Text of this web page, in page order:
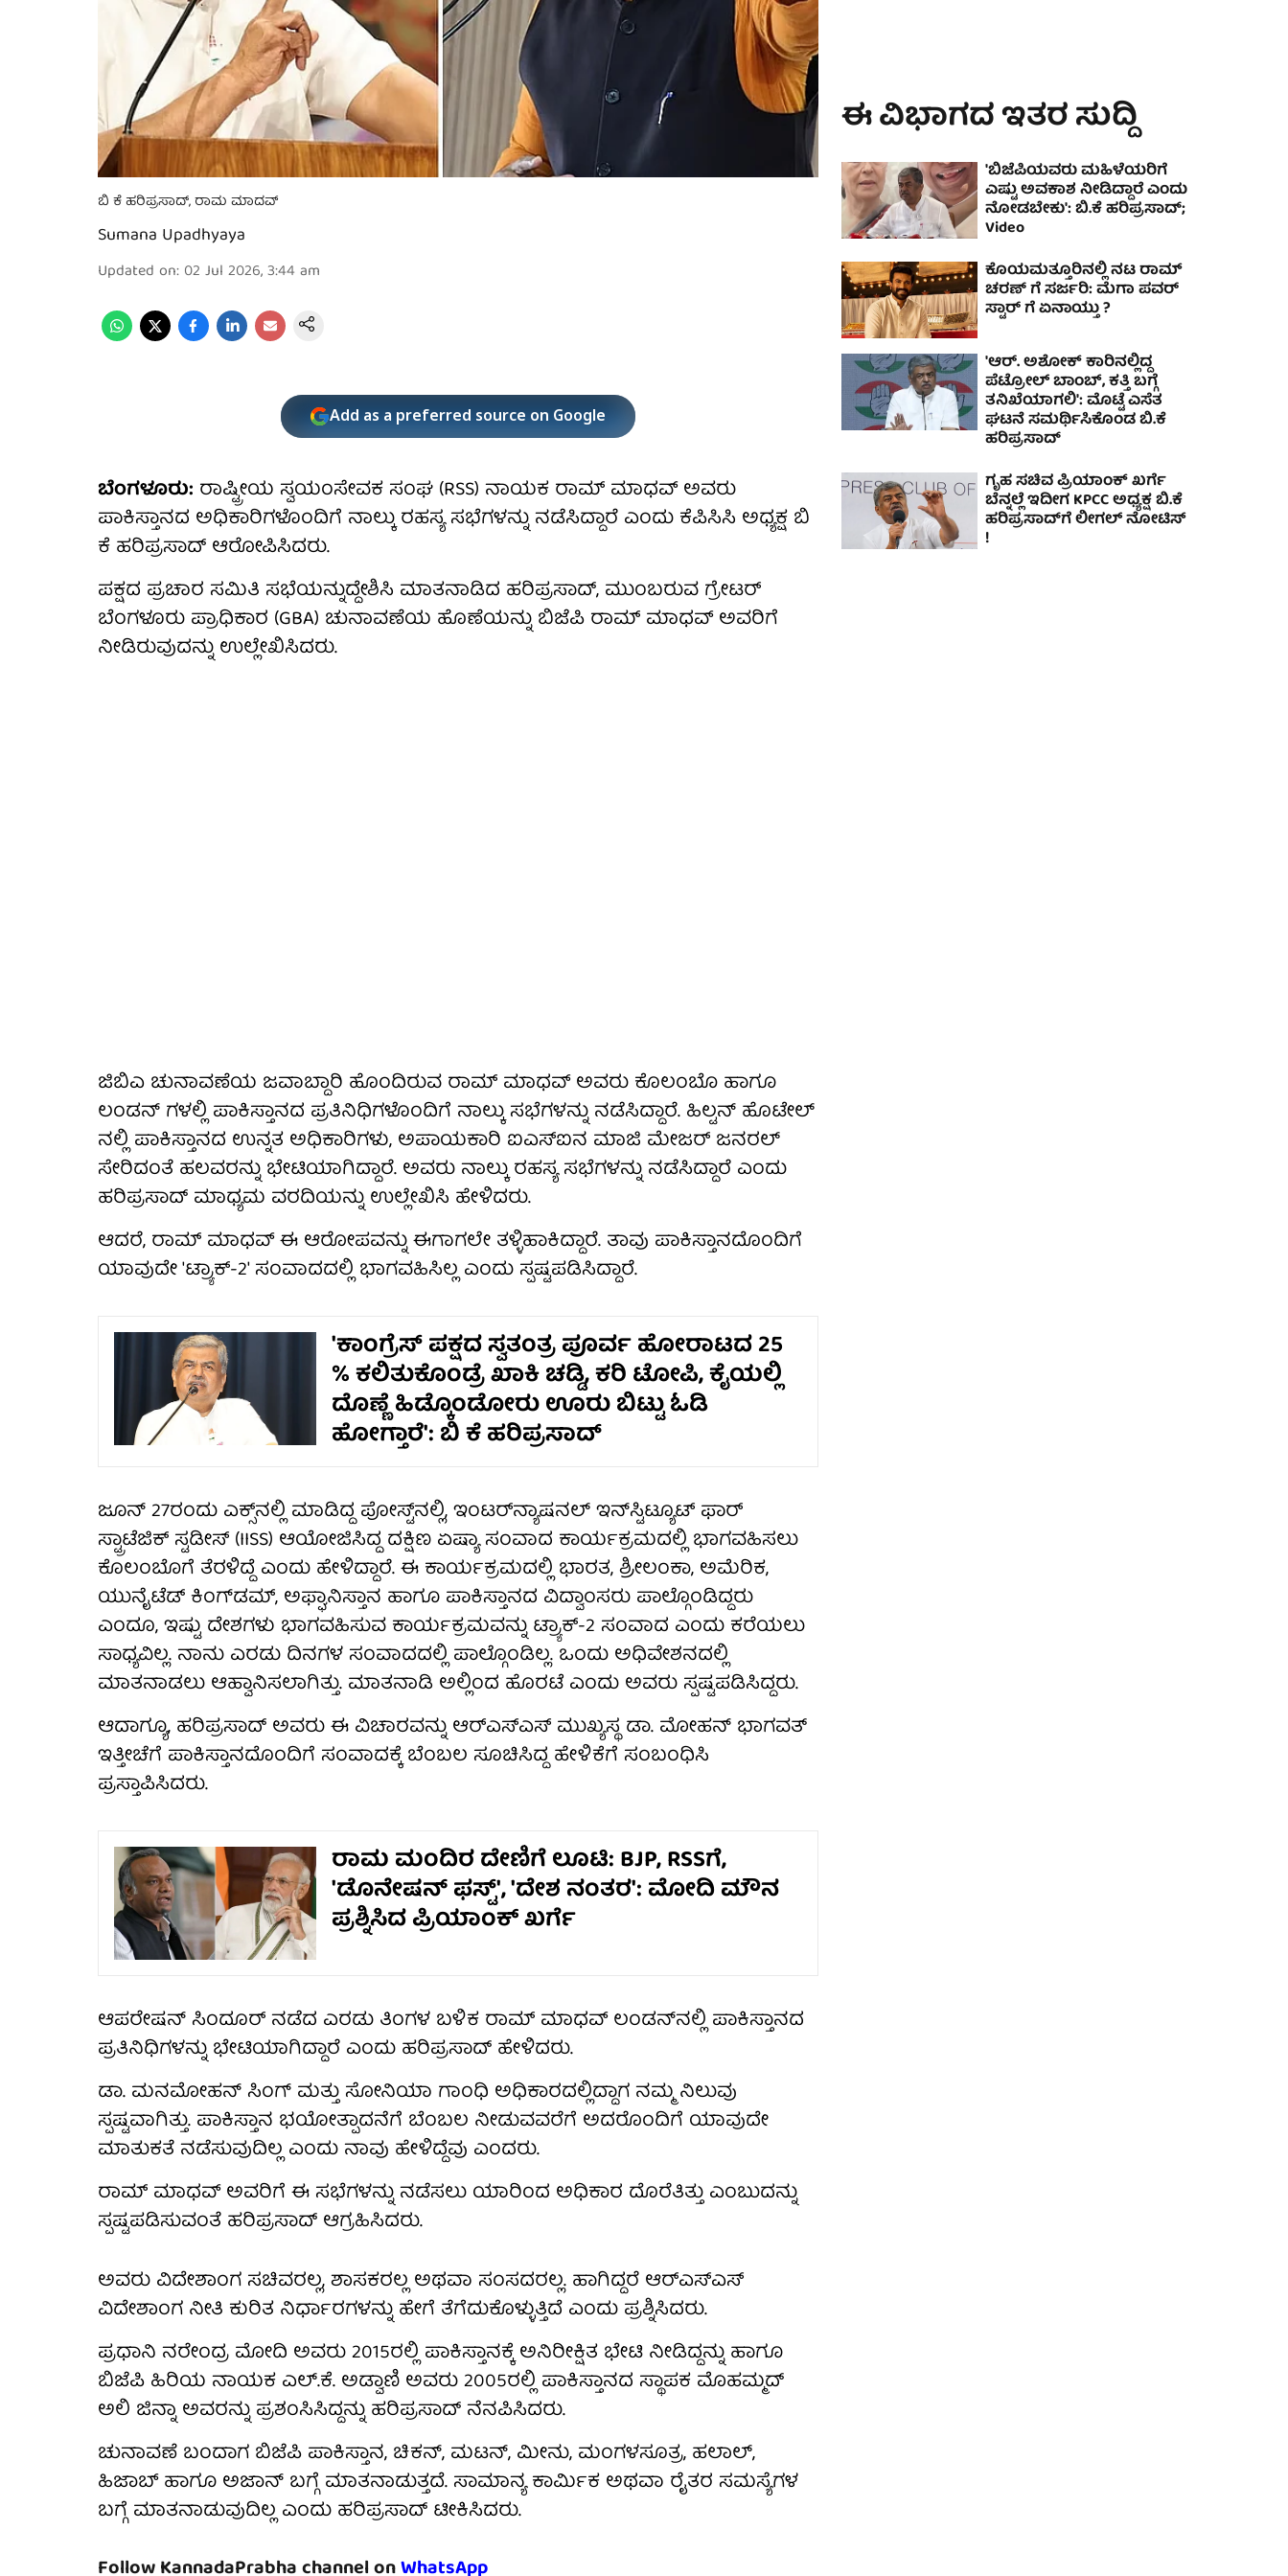
ಬಿ ಕೆ ಹರಿಪ್ರಸಾದ್, ರಾಮ ಮಾದವ್
Sumana Upadhyaya
Updated on: 02 Jul 2026, 3:44 am
Add as a preferred source on Google
ಬೆಂಗಳೂರು: ರಾಷ್ಟ್ರೀಯ ಸ್ವಯಂಸೇವಕ ಸಂಘ (RSS) ನಾಯಕ ರಾಮ್ ಮಾಧವ್ ಅವರು
ಪಾಕಿಸ್ತಾನದ ಅಧಿಕಾರಿಗಳೊಂದಿಗೆ ನಾಲ್ಕು ರಹಸ್ಯ ಸಭೆಗಳನ್ನು ನಡೆಸಿದ್ದಾರೆ ಎಂದು ಕೆಪಿಸಿಸಿ ಅಧ್ಯಕ್ಷ ಬಿ
ಕೆ ಹರಿಪ್ರಸಾದ್ ಆರೋಪಿಸಿದರು.
ಪಕ್ಷದ ಪ್ರಚಾರ ಸಮಿತಿ ಸಭೆಯನ್ನುದ್ದೇಶಿಸಿ ಮಾತನಾಡಿದ ಹರಿಪ್ರಸಾದ್, ಮುಂಬರುವ ಗ್ರೇಟರ್
ಬೆಂಗಳೂರು ಪ್ರಾಧಿಕಾರ (GBA) ಚುನಾವಣೆಯ ಹೊಣೆಯನ್ನು ಬಿಜೆಪಿ ರಾಮ್ ಮಾಧವ್ ಅವರಿಗೆ
ನೀಡಿರುವುದನ್ನು ಉಲ್ಲೇಖಿಸಿದರು.
ಜಿಬಿಎ ಚುನಾವಣೆಯ ಜವಾಬ್ದಾರಿ ಹೊಂದಿರುವ ರಾಮ್ ಮಾಧವ್ ಅವರು ಕೊಲಂಬೊ ಹಾಗೂ
ಲಂಡನ್ ಗಳಲ್ಲಿ ಪಾಕಿಸ್ತಾನದ ಪ್ರತಿನಿಧಿಗಳೊಂದಿಗೆ ನಾಲ್ಕು ಸಭೆಗಳನ್ನು ನಡೆಸಿದ್ದಾರೆ. ಹಿಲ್ಟನ್ ಹೊಟೇಲ್
ನಲ್ಲಿ ಪಾಕಿಸ್ತಾನದ ಉನ್ನತ ಅಧಿಕಾರಿಗಳು, ಅಪಾಯಕಾರಿ ಐಎಸ್‌ಐನ ಮಾಜಿ ಮೇಜರ್ ಜನರಲ್
ಸೇರಿದಂತೆ ಹಲವರನ್ನು ಭೇಟಿಯಾಗಿದ್ದಾರೆ. ಅವರು ನಾಲ್ಕು ರಹಸ್ಯ ಸಭೆಗಳನ್ನು ನಡೆಸಿದ್ದಾರೆ ಎಂದು
ಹರಿಪ್ರಸಾದ್ ಮಾಧ್ಯಮ ವರದಿಯನ್ನು ಉಲ್ಲೇಖಿಸಿ ಹೇಳಿದರು.
ಆದರೆ, ರಾಮ್ ಮಾಧವ್ ಈ ಆರೋಪವನ್ನು ಈಗಾಗಲೇ ತಳ್ಳಿಹಾಕಿದ್ದಾರೆ. ತಾವು ಪಾಕಿಸ್ತಾನದೊಂದಿಗೆ
ಯಾವುದೇ 'ಟ್ರ್ಯಾಕ್-2' ಸಂವಾದದಲ್ಲಿ ಭಾಗವಹಿಸಿಲ್ಲ ಎಂದು ಸ್ಪಷ್ಟಪಡಿಸಿದ್ದಾರೆ.
'ಕಾಂಗ್ರೆಸ್ ಪಕ್ಷದ ಸ್ವತಂತ್ರ ಪೂರ್ವ ಹೋರಾಟದ 25
% ಕಲಿತುಕೊಂಡ್ರೆ ಖಾಕಿ ಚಡ್ಡಿ, ಕರಿ ಟೋಪಿ, ಕೈಯಲ್ಲಿ
ದೊಣ್ಣೆ ಹಿಡ್ಕೊಂಡೋರು ಊರು ಬಿಟ್ಟು ಓಡಿ
ಹೋಗ್ತಾರೆ': ಬಿ ಕೆ ಹರಿಪ್ರಸಾದ್
ಜೂನ್ 27ರಂದು ಎಕ್ಸ್‌ನಲ್ಲಿ ಮಾಡಿದ್ದ ಪೋಸ್ಟ್‌ನಲ್ಲಿ, ಇಂಟರ್‌ನ್ಯಾಷನಲ್ ಇನ್‌ಸ್ಟಿಟ್ಯೂಟ್ ಫಾರ್
ಸ್ಟ್ರಾಟೆಜಿಕ್ ಸ್ಟಡೀಸ್ (IISS) ಆಯೋಜಿಸಿದ್ದ ದಕ್ಷಿಣ ಏಷ್ಯಾ ಸಂವಾದ ಕಾರ್ಯಕ್ರಮದಲ್ಲಿ ಭಾಗವಹಿಸಲು
ಕೊಲಂಬೊಗೆ ತೆರಳಿದ್ದೆ ಎಂದು ಹೇಳಿದ್ದಾರೆ. ಈ ಕಾರ್ಯಕ್ರಮದಲ್ಲಿ ಭಾರತ, ಶ್ರೀಲಂಕಾ, ಅಮೆರಿಕ,
ಯುನೈಟೆಡ್ ಕಿಂಗ್‌ಡಮ್, ಅಫ್ಘಾನಿಸ್ತಾನ ಹಾಗೂ ಪಾಕಿಸ್ತಾನದ ವಿದ್ವಾಂಸರು ಪಾಲ್ಗೊಂಡಿದ್ದರು
ಎಂದೂ, ಇಷ್ಟು ದೇಶಗಳು ಭಾಗವಹಿಸುವ ಕಾರ್ಯಕ್ರಮವನ್ನು ಟ್ರ್ಯಾಕ್-2 ಸಂವಾದ ಎಂದು ಕರೆಯಲು
ಸಾಧ್ಯವಿಲ್ಲ. ನಾನು ಎರಡು ದಿನಗಳ ಸಂವಾದದಲ್ಲಿ ಪಾಲ್ಗೊಂಡಿಲ್ಲ. ಒಂದು ಅಧಿವೇಶನದಲ್ಲಿ
ಮಾತನಾಡಲು ಆಹ್ವಾನಿಸಲಾಗಿತ್ತು. ಮಾತನಾಡಿ ಅಲ್ಲಿಂದ ಹೊರಟೆ ಎಂದು ಅವರು ಸ್ಪಷ್ಟಪಡಿಸಿದ್ದರು.
ಆದಾಗ್ಯೂ, ಹರಿಪ್ರಸಾದ್ ಅವರು ಈ ವಿಚಾರವನ್ನು ಆರ್‌ಎಸ್‌ಎಸ್ ಮುಖ್ಯಸ್ಥ ಡಾ. ಮೋಹನ್ ಭಾಗವತ್
ಇತ್ತೀಚೆಗೆ ಪಾಕಿಸ್ತಾನದೊಂದಿಗೆ ಸಂವಾದಕ್ಕೆ ಬೆಂಬಲ ಸೂಚಿಸಿದ್ದ ಹೇಳಿಕೆಗೆ ಸಂಬಂಧಿಸಿ
ಪ್ರಸ್ತಾಪಿಸಿದರು.
ರಾಮ ಮಂದಿರ ದೇಣಿಗೆ ಲೂಟಿ: BJP, RSSಗೆ,
'ಡೊನೇಷನ್ ಫಸ್ಟ್', 'ದೇಶ ನಂತರ': ಮೋದಿ ಮೌನ
ಪ್ರಶ್ನಿಸಿದ ಪ್ರಿಯಾಂಕ್ ಖರ್ಗೆ
ಆಪರೇಷನ್ ಸಿಂದೂರ್ ನಡೆದ ಎರಡು ತಿಂಗಳ ಬಳಿಕ ರಾಮ್ ಮಾಧವ್ ಲಂಡನ್‌ನಲ್ಲಿ ಪಾಕಿಸ್ತಾನದ
ಪ್ರತಿನಿಧಿಗಳನ್ನು ಭೇಟಿಯಾಗಿದ್ದಾರೆ ಎಂದು ಹರಿಪ್ರಸಾದ್ ಹೇಳಿದರು.
ಡಾ. ಮನಮೋಹನ್ ಸಿಂಗ್ ಮತ್ತು ಸೋನಿಯಾ ಗಾಂಧಿ ಅಧಿಕಾರದಲ್ಲಿದ್ದಾಗ ನಮ್ಮ ನಿಲುವು
ಸ್ಪಷ್ಟವಾಗಿತ್ತು. ಪಾಕಿಸ್ತಾನ ಭಯೋತ್ಪಾದನೆಗೆ ಬೆಂಬಲ ನೀಡುವವರೆಗೆ ಅದರೊಂದಿಗೆ ಯಾವುದೇ
ಮಾತುಕತೆ ನಡೆಸುವುದಿಲ್ಲ ಎಂದು ನಾವು ಹೇಳಿದ್ದೆವು ಎಂದರು.
ರಾಮ್ ಮಾಧವ್ ಅವರಿಗೆ ಈ ಸಭೆಗಳನ್ನು ನಡೆಸಲು ಯಾರಿಂದ ಅಧಿಕಾರ ದೊರೆತಿತ್ತು ಎಂಬುದನ್ನು
ಸ್ಪಷ್ಟಪಡಿಸುವಂತೆ ಹರಿಪ್ರಸಾದ್ ಆಗ್ರಹಿಸಿದರು.
ಅವರು ವಿದೇಶಾಂಗ ಸಚಿವರಲ್ಲ, ಶಾಸಕರಲ್ಲ ಅಥವಾ ಸಂಸದರಲ್ಲ. ಹಾಗಿದ್ದರೆ ಆರ್‌ಎಸ್‌ಎಸ್
ವಿದೇಶಾಂಗ ನೀತಿ ಕುರಿತ ನಿರ್ಧಾರಗಳನ್ನು ಹೇಗೆ ತೆಗೆದುಕೊಳ್ಳುತ್ತಿದೆ ಎಂದು ಪ್ರಶ್ನಿಸಿದರು.
ಪ್ರಧಾನಿ ನರೇಂದ್ರ ಮೋದಿ ಅವರು 2015ರಲ್ಲಿ ಪಾಕಿಸ್ತಾನಕ್ಕೆ ಅನಿರೀಕ್ಷಿತ ಭೇಟಿ ನೀಡಿದ್ದನ್ನು ಹಾಗೂ
ಬಿಜೆಪಿ ಹಿರಿಯ ನಾಯಕ ಎಲ್.ಕೆ. ಅಡ್ವಾಣಿ ಅವರು 2005ರಲ್ಲಿ ಪಾಕಿಸ್ತಾನದ ಸ್ಥಾಪಕ ಮೊಹಮ್ಮದ್
ಅಲಿ ಜಿನ್ನಾ ಅವರನ್ನು ಪ್ರಶಂಸಿಸಿದ್ದನ್ನು ಹರಿಪ್ರಸಾದ್ ನೆನಪಿಸಿದರು.
ಚುನಾವಣೆ ಬಂದಾಗ ಬಿಜೆಪಿ ಪಾಕಿಸ್ತಾನ, ಚಿಕನ್, ಮಟನ್, ಮೀನು, ಮಂಗಳಸೂತ್ರ, ಹಲಾಲ್,
ಹಿಜಾಬ್ ಹಾಗೂ ಅಜಾನ್ ಬಗ್ಗೆ ಮಾತನಾಡುತ್ತದೆ. ಸಾಮಾನ್ಯ ಕಾರ್ಮಿಕ ಅಥವಾ ರೈತರ ಸಮಸ್ಯೆಗಳ
ಬಗ್ಗೆ ಮಾತನಾಡುವುದಿಲ್ಲ ಎಂದು ಹರಿಪ್ರಸಾದ್ ಟೀಕಿಸಿದರು.
Follow KannadaPrabha channel onWhatsApp
ಈ ವಿಭಾಗದ ಇತರ ಸುದ್ದಿ
'ಬಿಜೆಪಿಯವರು ಮಹಿಳೆಯರಿಗೆ
ಎಷ್ಟು ಅವಕಾಶ ನೀಡಿದ್ದಾರೆ ಎಂದು
ನೋಡಬೇಕು': ಬಿ.ಕೆ ಹರಿಪ್ರಸಾದ್;
Video
ಕೊಯಮತ್ತೂರಿನಲ್ಲಿ ನಟ ರಾಮ್
ಚರಣ್ ಗೆ ಸರ್ಜರಿ: ಮೆಗಾ ಪವರ್
ಸ್ಟಾರ್ ಗೆ ಏನಾಯ್ತು ?
'ಆರ್. ಅಶೋಕ್ ಕಾರಿನಲ್ಲಿದ್ದ
ಪೆಟ್ರೋಲ್ ಬಾಂಬ್, ಕತ್ತಿ ಬಗ್ಗೆ
ತನಿಖೆಯಾಗಲಿ': ಮೊಟ್ಟೆ ಎಸೆತ
ಘಟನೆ ಸಮರ್ಥಿಸಿಕೊಂಡ ಬಿ.ಕೆ
ಹರಿಪ್ರಸಾದ್
ಗೃಹ ಸಚಿವ ಪ್ರಿಯಾಂಕ್ ಖರ್ಗೆ
ಬೆನ್ನಲ್ಲೆ ಇದೀಗ KPCC ಅಧ್ಯಕ್ಷ ಬಿ.ಕೆ
ಹರಿಪ್ರಸಾದ್​ಗೆ ಲೀಗಲ್ ನೋಟಿಸ್​
!